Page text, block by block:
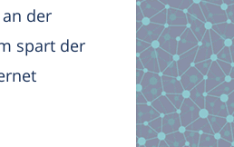
der
spart der